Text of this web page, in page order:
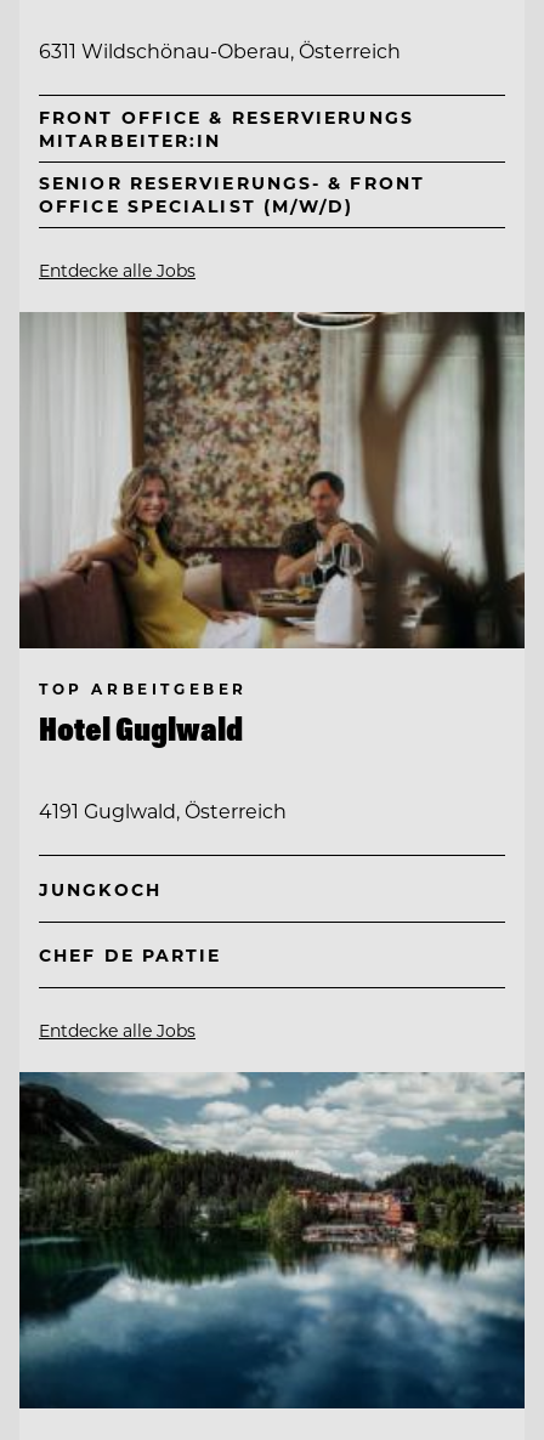
6311 Wildschönau-Oberau, Österreich
FRONT OFFICE & RESERVIERUNGS
MITARBEITER:IN
SENIOR RESERVIERUNGS- & FRONT
OFFICE SPECIALIST (M/W/D)
Entdecke alle Jobs
TOP ARBEITGEBER
Hotel Guglwald
4191 Guglwald, Österreich
JUNGKOCH
CHEF DE PARTIE
Entdecke alle Jobs